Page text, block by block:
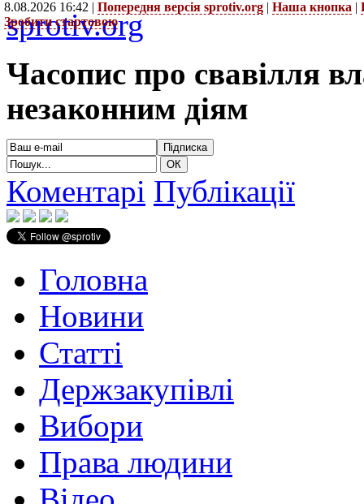
8.08.2026 16:42 | Попередня версія sprotiv.org | Наша кнопка |
Зробити стартовою
sprotiv.org
Часопис про свавілля
незаконним діям
Коментарі Публікації
Головна
Новини
Статті
Держзакупівлі
Вибори
Права людини